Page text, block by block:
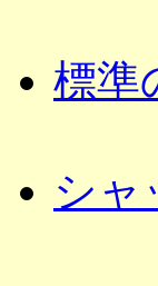
標準
シャ